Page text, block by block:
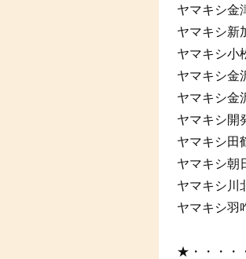
ヤマキシ
ヤマキシ
ヤマキシ
ヤマキシ
ヤマキシ
ヤマキシ
ヤマキシ
ヤマキシ
ヤマキシ
ヤマキシ
★・・・・